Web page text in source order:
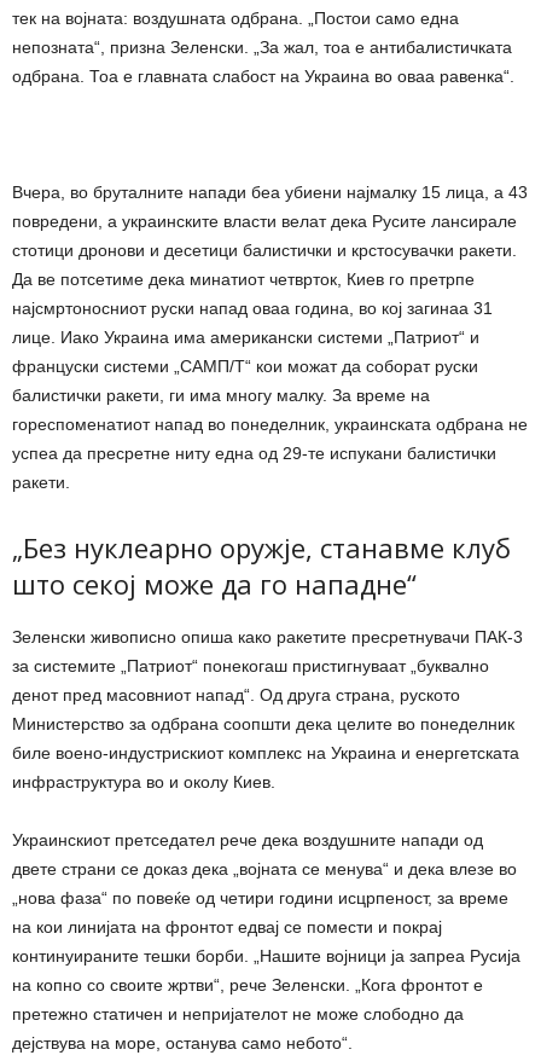
тек на војната: воздушната одбрана. „Постои само една
непозната“, призна Зеленски. „За жал, тоа е антибалистичката
одбрана. Тоа е главната слабост на Украина во оваа равенка“.
Вчера, во бруталните напади беа убиени најмалку 15 лица, а 43
повредени, а украинските власти велат дека Русите лансирале
стотици дронови и десетици балистички и крстосувачки ракети.
Да ве потсетиме дека минатиот четврток, Киев го претрпе
најсмртоносниот руски напад оваа година, во кој загинаа 31
лице. Иако Украина има американски системи „Патриот“ и
француски системи „САМП/Т“ кои можат да соборат руски
балистички ракети, ги има многу малку. За време на
гореспоменатиот напад во понеделник, украинската одбрана не
успеа да пресретне ниту една од 29-те испукани балистички
ракети.
„Без нуклеарно оружје, станавме клуб
што секој може да го нападне“
Зеленски живописно опиша како ракетите пресретнувачи ПАК-3
за системите „Патриот“ понекогаш пристигнуваат „буквално
денот пред масовниот напад“. Од друга страна, руското
Министерство за одбрана соопшти дека целите во понеделник
биле воено-индустрискиот комплекс на Украина и енергетската
инфраструктура во и околу Киев.
Украинскиот претседател рече дека воздушните напади од
двете страни се доказ дека „војната се менува“ и дека влезе во
„нова фаза“ по повеќе од четири години исцрпеност, за време
на кои линијата на фронтот едвај се помести и покрај
континуираните тешки борби. „Нашите војници ја запреа Русија
на копно со своите жртви“, рече Зеленски. „Кога фронтот е
претежно статичен и непријателот не може слободно да
дејствува на море, останува само небото“.